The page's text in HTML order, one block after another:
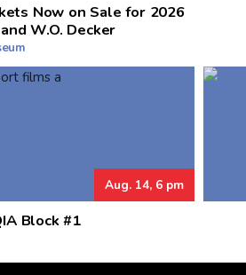
Now on Sale for 2026
W.O. Decker
Aug. 14, 6 pm
Block #1